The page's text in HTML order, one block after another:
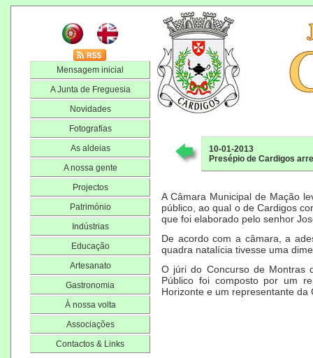
Mensagem inicial
A Junta de Freguesia
Novidades
Fotografias
As aldeias
A nossa gente
Projectos
Património
Indústrias
Educação
Artesanato
Gastronomia
À nossa volta
Associações
Contactos & Links
10-01-2013
Presépio de Cardigos
A Câmara Municipal de Mação
público, ao qual o de Cardigos
que foi elaborado pelo senhor
De acordo com a câmara, a
quadra natalícia tivesse uma
O júri do Concurso de Montras
Público foi composto por um
Horizonte e um representante